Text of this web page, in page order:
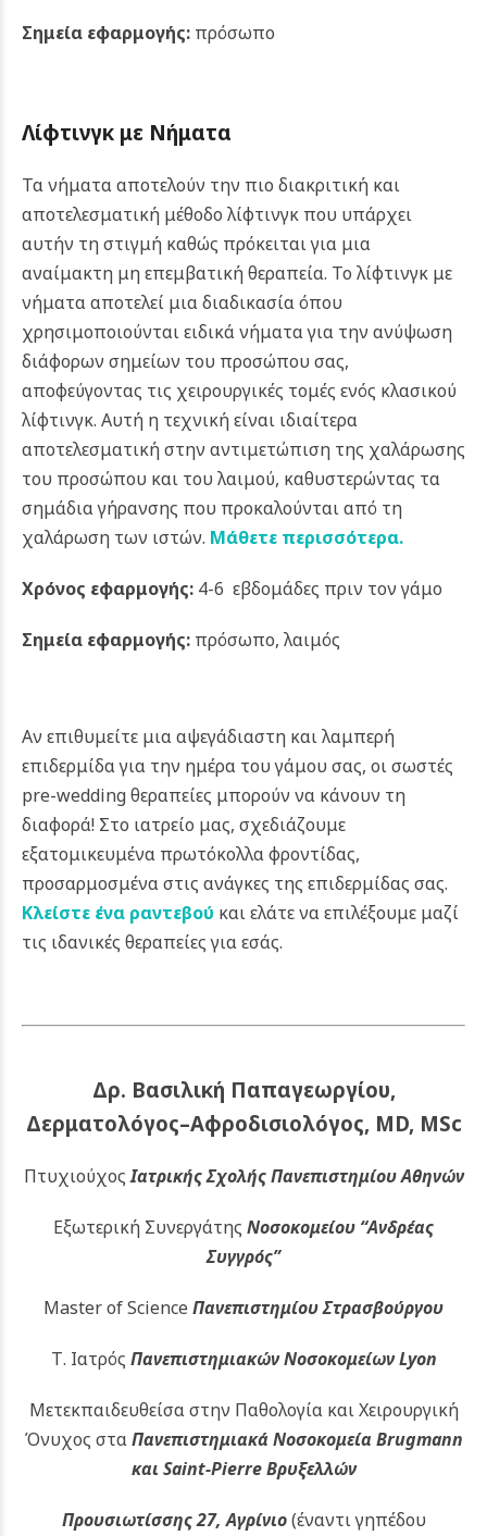
Σημεία εφαρμογής: πρόσωπο
Λίφτινγκ με Νήματα
Τα νήματα αποτελούν την πιο διακριτική και
αποτελεσματική μέθοδο λίφτινγκ που υπάρχει
αυτήν τη στιγμή καθώς πρόκειται για μια
αναίμακτη μη επεμβατική θεραπεία. Το λίφτινγκ με
νήματα αποτελεί μια διαδικασία όπου
χρησιμοποιούνται ειδικά νήματα για την ανύψωση
διάφορων σημείων του προσώπου σας,
αποφεύγοντας τις χειρουργικές τομές ενός κλασικού
λίφτινγκ. Αυτή η τεχνική είναι ιδιαίτερα
αποτελεσματική στην αντιμετώπιση της χαλάρωσης
του προσώπου και του λαιμού, καθυστερώντας τα
σημάδια γήρανσης που προκαλούνται από τη
χαλάρωση των ιστών. Μάθετε περισσότερα.
Χρόνος εφαρμογής: 4-6 εβδομάδες πριν τον γάμο
Σημεία εφαρμογής: πρόσωπο, λαιμός
Αν επιθυμείτε μια αψεγάδιαστη και λαμπερή
επιδερμίδα για την ημέρα του γάμου σας, οι σωστές
pre-wedding θεραπείες μπορούν να κάνουν τη
διαφορά! Στο ιατρείο μας, σχεδιάζουμε
εξατομικευμένα πρωτόκολλα φροντίδας,
προσαρμοσμένα στις ανάγκες της επιδερμίδας σας.
Κλείστε ένα ραντεβού και ελάτε να επιλέξουμε μαζί
τις ιδανικές θεραπείες για εσάς.
Δρ. Βασιλική Παπαγεωργίου,
Δερματολόγος–Αφροδισιολόγος, MD, MSc
ΠτυχιούχοςΙατρικής Σχολής Πανεπιστημίου Αθηνών
Εξωτερική Συνεργάτης Νοσοκομείου “Ανδρέας
Συγγρός”
Master of Science Πανεπιστημίου Στρασβούργου
Τ. Ιατρός Πανεπιστημιακών Νοσοκομείων Lyon
Μετεκπαιδευθείσα στην Παθολογία και Χειρουργική
Όνυχος σταΠανεπιστημιακά Νοσοκομεία Brugmann
και Saint-Pierre Βρυξελλών
Προυσιωτίσσης 27, Αγρίνιο(έναντι γηπέδου